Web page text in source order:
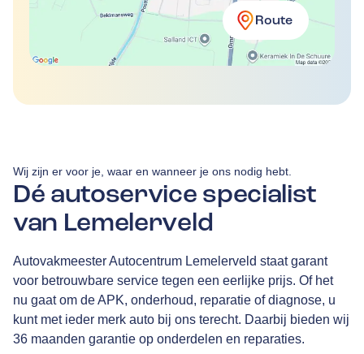
Route
Dé autoservice specialist
van Lemelerveld
Wij zijn er voor je, waar en wanneer je ons nodig hebt.
Autovakmeester Autocentrum Lemelerveld staat garant
voor betrouwbare service tegen een eerlijke prijs. Of het
nu gaat om de APK, onderhoud, reparatie of diagnose, u
kunt met ieder merk auto bij ons terecht. Daarbij bieden wij
36 maanden garantie op onderdelen en reparaties.